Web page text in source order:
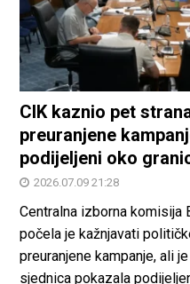
CIK kaznio pet
preuranjene
podijeljeni oko
2026.07.09 21:28
Centralna izborna komisija
počela je kažnjavati
preuranjene kampanje, ali
sjednica pokazala